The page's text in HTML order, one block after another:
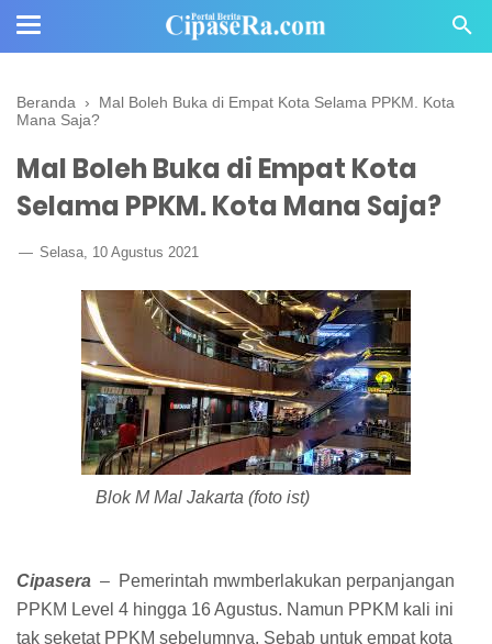
Beranda › Mal Boleh Buka di Empat Kota Selama PPKM. Kota
Mana Saja?
Mal Boleh Buka di Empat Kota
Selama PPKM. Kota Mana Saja?
Selasa, 10 Agustus 2021
Blok M Mal Jakarta (foto ist)
Cipasera – Pemerintah mwmberlakukan perpanjangan
PPKM Level 4 hingga 16 Agustus. Namun PPKM kali ini
tak seketat PPKM sebelumnya. Sebab untuk empat kota